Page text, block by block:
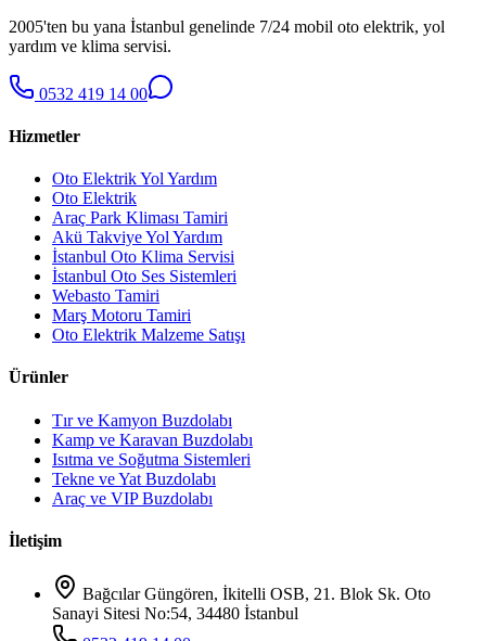
2005'ten bu yana İstanbul genelinde 7/24 mobil oto elektrik, yol
yardım ve klima servisi.
0532 419 14 00
Hizmetler
Oto Elektrik Yol Yardım
Oto Elektrik
Araç Park Kliması Tamiri
Akü Takviye Yol Yardım
İstanbul Oto Klima Servisi
İstanbul Oto Ses Sistemleri
Webasto Tamiri
Marş Motoru Tamiri
Oto Elektrik Malzeme Satışı
Ürünler
Tır ve Kamyon Buzdolabı
Kamp ve Karavan Buzdolabı
Isıtma ve Soğutma Sistemleri
Tekne ve Yat Buzdolabı
Araç ve VIP Buzdolabı
İletişim
Bağcılar Güngören, İkitelli OSB, 21. Blok Sk. Oto
Sanayi Sitesi No:54, 34480 İstanbul